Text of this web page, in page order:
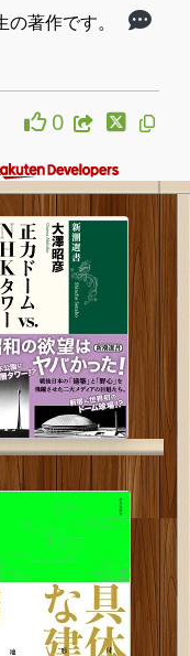
の著作です。
0